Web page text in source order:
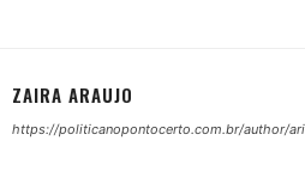
ZAIRA ARAUJO
https://politicanopontocerto.com.br/author/